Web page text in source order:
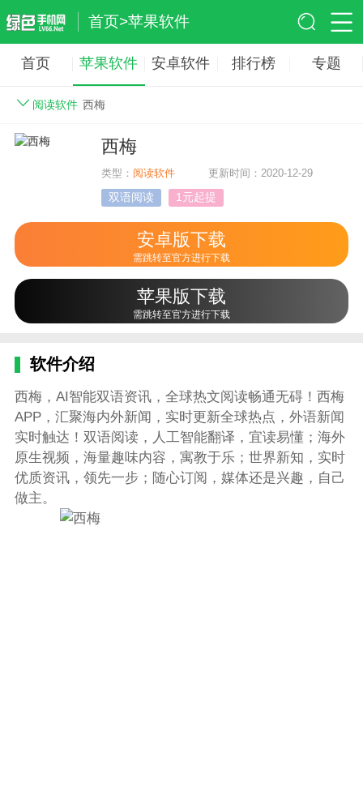
首页>苹果软件
首页 苹果软件 安卓软件 排行榜 专题
阅读软件 西梅
西梅
类型： 阅读软件 更新时间：2020-12-29
双语阅读 1元起提
安卓版下载
需跳转至官方进行下载
苹果版下载
需跳转至官方进行下载
软件介绍
西梅，AI智能双语资讯，全球热文阅读畅通无碍！西梅
APP，汇聚海内外新闻，实时更新全球热点，外语新闻
实时触达！双语阅读，人工智能翻译，宜读易懂；海外
原生视频，海量趣味内容，寓教于乐；世界新知，实时
优质资讯，领先一步；随心订阅，媒体还是兴趣，自己
做主。